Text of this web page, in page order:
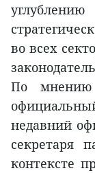
во всех
По мнению
недавний
секретаря
контексте